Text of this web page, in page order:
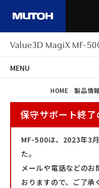
Value3D MagiX MF-
HOME -製品情報
MENU
保守サポート終
MF-500は、2023年3
た。
メールや電話などのお
おりますので、ご了承